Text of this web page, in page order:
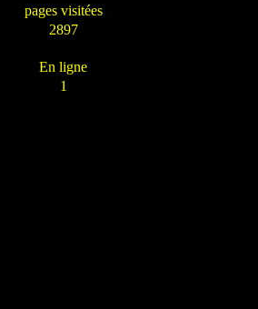
pages visitées
2897
En ligne
1